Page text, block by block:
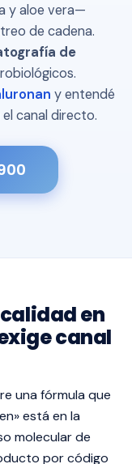
y aloe vera—
de cadena.
de
y entendé
canal directo.
en
canal
una fórmula que
está en la
molecular de
por código